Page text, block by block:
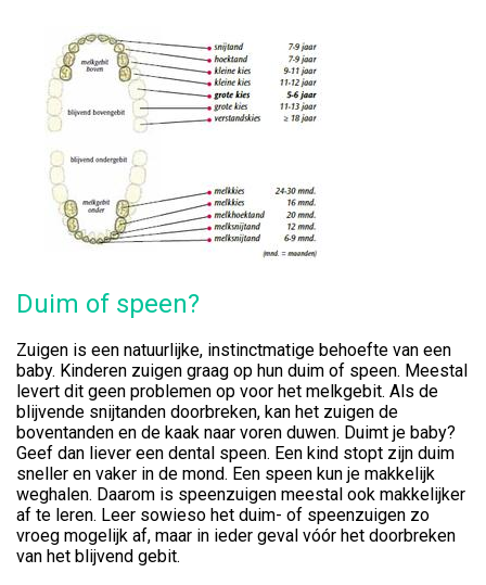
Duim of speen?
Zuigen is een natuurlijke, instinctmatige behoefte van een
baby. Kinderen zuigen graag op hun duim of speen. Meestal
levert dit geen problemen op voor het melkgebit. Als de
blijvende snijtanden doorbreken, kan het zuigen de
boventanden en de kaak naar voren duwen. Duimt je baby?
Geef dan liever een dental speen. Een kind stopt zijn duim
sneller en vaker in de mond. Een speen kun je makkelijk
weghalen. Daarom is speenzuigen meestal ook makkelijker
af te leren. Leer sowieso het duim- of speenzuigen zo
vroeg mogelijk af, maar in ieder geval vóór het doorbreken
van het blijvend gebit.